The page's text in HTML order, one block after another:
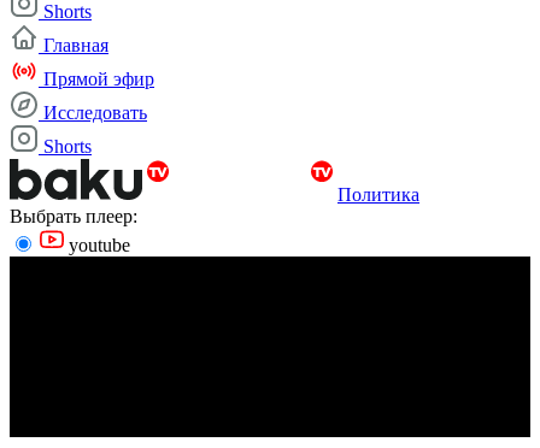
Shorts
Главная
Прямой эфир
Исследовать
Shorts
Политика
Выбрать плеер:
youtube